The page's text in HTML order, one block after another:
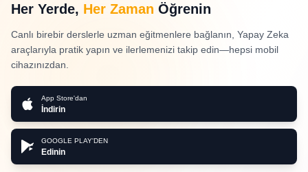
Her Yerde, Her Zaman Öğrenin
Canlı birebir derslerle uzman eğitmenlere bağlanın, Yapay Zeka
araçlarıyla pratik yapın ve ilerlemenizi takip edin—hepsi mobil
cihazınızdan.
App Store'dan
İndirin
GOOGLE PLAY'DEN
Edinin